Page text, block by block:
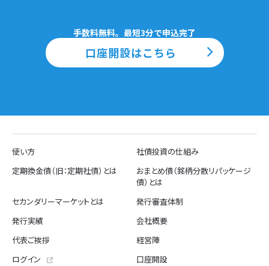
手数料無料。最短3分で申込完了
口座開設はこちら
使い方
社債投資の仕組み
定期換金債（旧：定期社債）とは
おまとめ債（銘柄分散リパッケージ
債）とは
セカンダリーマーケットとは
発行審査体制
発行実績
会社概要
代表ご挨拶
経営陣
ログイン
口座開設